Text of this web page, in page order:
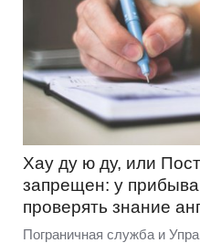
Хау ду ю ду, или
запрещен: у
проверять знание
Пограничная служба и